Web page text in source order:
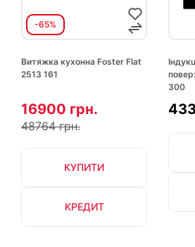
-65%
Витяжка кухонна Foster Flat
2513 161
16900 грн.
48764 грн.
КУПИТИ
КРЕДИТ
300